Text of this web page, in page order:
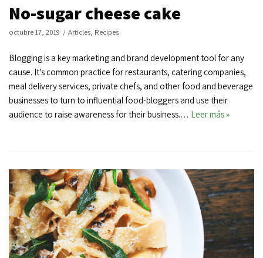
No-sugar cheese cake
octubre 17, 2019 Articles, Recipes
Blogging is a key marketing and brand development tool for any
cause. It’s common practice for restaurants, catering companies,
meal delivery services, private chefs, and other food and beverage
businesses to turn to influential food-bloggers and use their
audience to raise awareness for their business.… Leer más »